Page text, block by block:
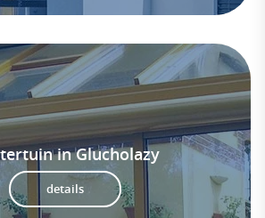
in Glucholazy
details